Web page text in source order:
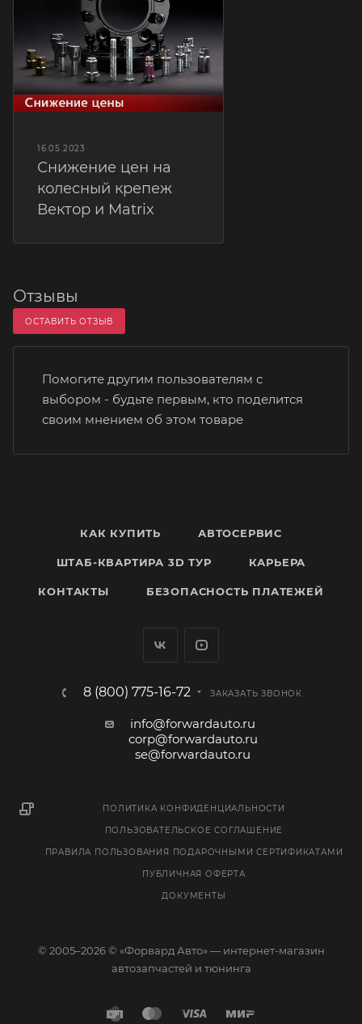
16.05.2023
Снижение цен на
колесный крепеж
Вектор и Matrix
Отзывы
ОСТАВИТЬ ОТЗЫВ
Помогите другим пользователям с
выбором - будьте первым, кто поделится
своим мнением об этом товаре
КАК КУПИТЬ АВТОСЕРВИС
ШТАБ-КВАРТИРА 3D ТУР КАРЬЕРА
КОНТАКТЫ БЕЗОПАСНОСТЬ ПЛАТЕЖЕЙ
8 (800) 775-16-72 ЗАКАЗАТЬ ЗВОНОК
info@forwardauto.ru
corp@forwardauto.ru
se@forwardauto.ru
ПОЛИТИКА КОНФИДЕНЦИАЛЬНОСТИ
ПОЛЬЗОВАТЕЛЬСКОЕ СОГЛАШЕНИЕ
ПРАВИЛА ПОЛЬЗОВАНИЯ ПОДАРОЧНЫМИ СЕРТИФИКАТАМИ
ПУБЛИЧНАЯ ОФЕРТА
ДОКУМЕНТЫ
© 2005–2026 © «Форвард Авто» — интернет-магазин
автозапчастей и тюнинга